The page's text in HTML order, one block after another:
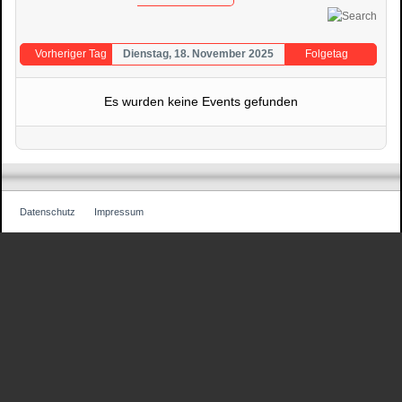
Vorheriger Tag Dienstag, 18. November 2025 Folgetag
Es wurden keine Events gefunden
Datenschutz Impressum